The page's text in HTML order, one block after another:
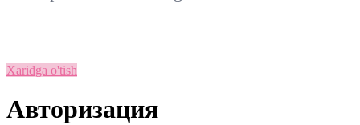
Xaridga o'tish
Авторизация